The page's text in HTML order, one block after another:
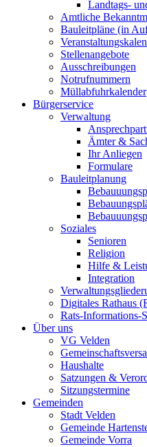
Landtags-
Amtliche
Bauleitpläne (in
Stellenangebote
Ausschreibungen
Notrufnummern
Müllabfuhrkalender
Bürgerservice
Verwaltung
Ämter &
Ihr Anliegen
Formulare
Bauleitplanung
Soziales
Senioren
Religion
Hilfe &
Integration
Digitales Rathaus
Rats-Informations-
Über uns
VG Velden
Haushalte
Satzungen &
Sitzungstermine
Gemeinden
Stadt Velden
Gemeinde
Gemeinde Vorra